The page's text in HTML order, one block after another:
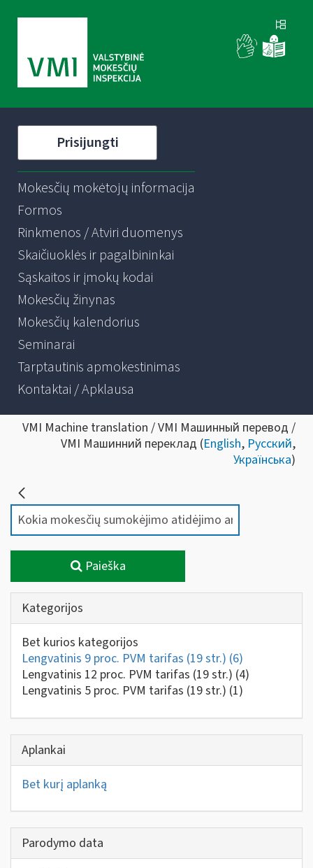
Prisijungti
Mokesčių mokėtojų informacija
Formos
Rinkmenos / Atviri duomenys
Skaičiuoklės ir pagalbininkai
Sąskaitos ir įmokų kodai
Mokesčių žinynas
Mokesčių kalendorius
Seminarai
Tarptautinis apmokestinimas
Kontaktai / Apklausa
VMI Machine translation / VMI Машинный перевод /
VMI Машинний переклад (English, Русский,
Українська)
Paieška
Kategorijos
Bet kurios kategorijos
Lengvatinis 9 proc. PVM tarifas (19 str.) (6)
Lengvatinis 12 proc. PVM tarifas (19 str.) (4)
Lengvatinis 5 proc. PVM tarifas (19 str.) (1)
Aplankai
Bet kurį aplanką
Parodymo data